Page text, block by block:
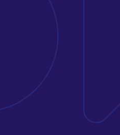
Erbjudande
Att jobba på Avega
Kunder & case
Om oss
Nyheter